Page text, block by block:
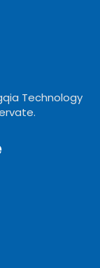
Technology